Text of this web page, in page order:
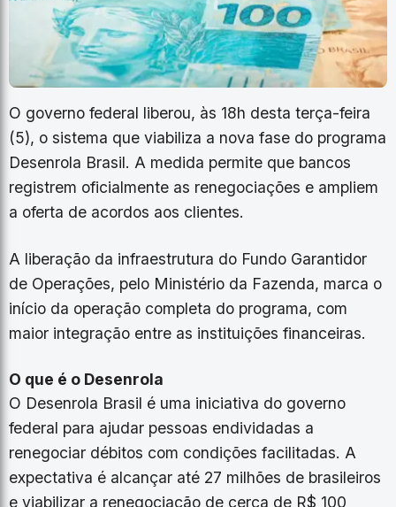
O governo federal liberou, às 18h desta terça-feira
(5), o sistema que viabiliza a nova fase do programa
Desenrola Brasil. A medida permite que bancos
registrem oficialmente as renegociações e ampliem
a oferta de acordos aos clientes.
A liberação da infraestrutura do Fundo Garantidor
de Operações, pelo Ministério da Fazenda, marca o
início da operação completa do programa, com
maior integração entre as instituições financeiras.
O que é o Desenrola
O Desenrola Brasil é uma iniciativa do governo
federal para ajudar pessoas endividadas a
renegociar débitos com condições facilitadas. A
expectativa é alcançar até 27 milhões de brasileiros
e viabilizar a renegociação de cerca de R$ 100